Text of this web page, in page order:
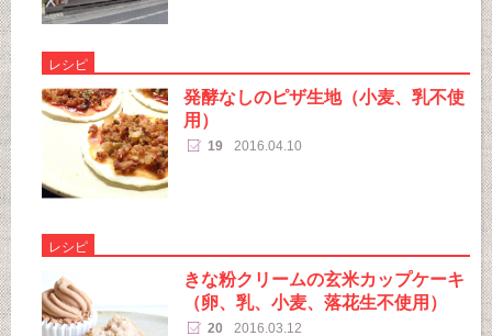
レシピ
発酵なしのピザ生地（小麦、乳不使
用）
19 2016.04.10
レシピ
きな粉クリームの玄米カップケーキ
（卵、乳、小麦、落花生不使用）
20 2016.03.12